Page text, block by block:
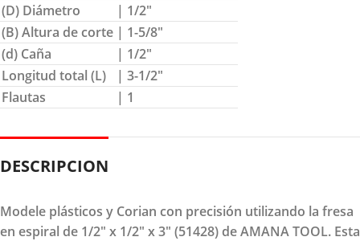
(D) Diámetro
| 1/2″
(B) Altura de corte | 1-5/8″
(d) Caña
| 1/2″
Longitud total (L)
| 3-1/2″
Flautas
| 1
DESCRIPCION
Modele plásticos y Corian con precisión utilizando la fresa
en espiral de 1/2" x 1/2" x 3" (51428) de AMANA TOOL. Esta